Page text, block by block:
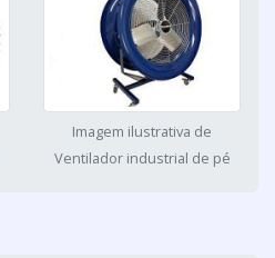
Imagem ilustrativa de
Ventilador industrial de pé